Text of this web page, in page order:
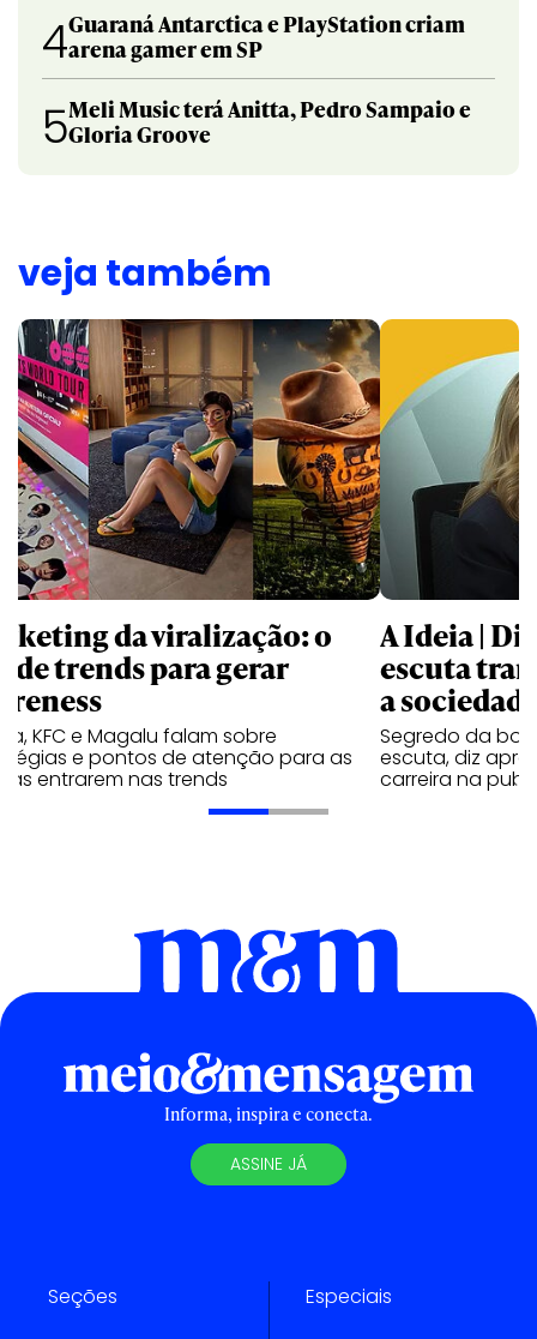
4Guaraná Antarctica e PlayStation criam
arena gamer em SP
5Meli Music terá Anitta, Pedro Sampaio e
Gloria Groove
veja também
da viralização: o
de trends para gerar
KFC e Magalu falam sobre
e pontos de atenção para as
entrarem nas trends
A Ideia |
escuta
a
Segredo da
escuta, diz
carreira na
Informa, inspira e conecta.
ASSINE JÁ
Seções Especiais